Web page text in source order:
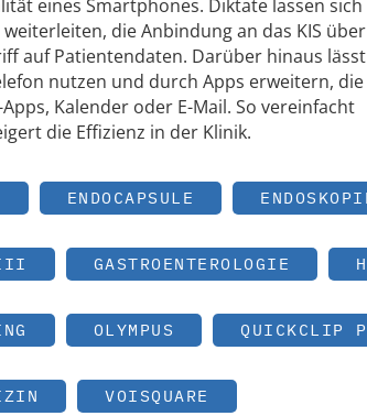
eines Smartphones. Diktate lassen sich
die Anbindung an das KIS über
auf Patientendaten. Darüber hinaus
nutzen und durch Apps erweitern, die
Kalender oder E-Mail. So vereinfacht
die Effizienz in der Klinik.
ENDOCAPSULE
III GASTROENTEROLOGIE
OLYMPUS QUICKCLIP
VOISQUARE